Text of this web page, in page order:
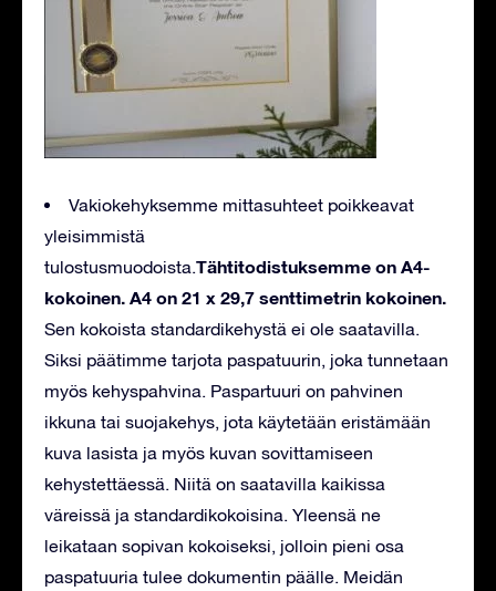
Vakiokehyksemme mittasuhteet poikkeavat
yleisimmistä
tulostusmuodoista.Tähtitodistuksemme on A4-
kokoinen. A4 on 21 x 29,7 senttimetrin kokoinen.
Sen kokoista standardikehystä ei ole saatavilla.
Siksi päätimme tarjota paspatuurin, joka tunnetaan
myös kehyspahvina. Paspartuuri on pahvinen
ikkuna tai suojakehys, jota käytetään eristämään
kuva lasista ja myös kuvan sovittamiseen
kehystettäessä. Niitä on saatavilla kaikissa
väreissä ja standardikokoisina. Yleensä ne
leikataan sopivan kokoiseksi, jolloin pieni osa
paspatuuria tulee dokumentin päälle. Meidän